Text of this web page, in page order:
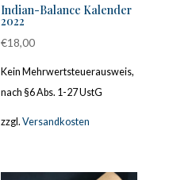
Indian-Balance Kalender
2022
€18,00
Kein Mehrwertsteuerausweis,
nach §6 Abs. 1-27 UstG
zzgl.Versandkosten